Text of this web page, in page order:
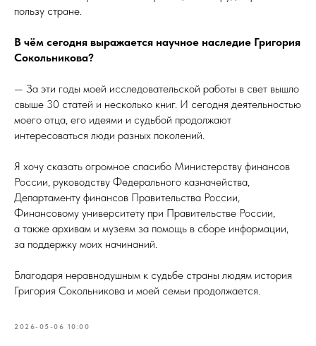
пользу стране.
В чём сегодня выражается научное наследие Григория
Сокольникова?
— За эти годы моей исследовательской работы в свет вышло
свыше 30 статей и несколько книг. И сегодня деятельностью
моего отца, его идеями и судьбой продолжают
интересоваться люди разных поколений.
Я хочу сказать огромное спасибо Министерству финансов
России, руководству Федерального казначейства,
Департаменту финансов Правительства России,
Финансовому университету при Правительстве России,
а также архивам и музеям за помощь в сборе информации,
за поддержку моих начинаний.
Благодаря неравнодушным к судьбе страны людям история
Григория Сокольникова и моей семьи продолжается.
2026-05-06 10:00